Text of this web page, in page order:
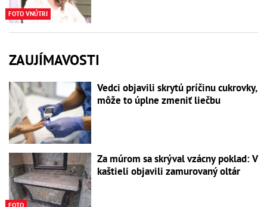
FOTO VNÚTRI
ZAUJÍMAVOSTI
Vedci objavili skrytú príčinu cukrovky,
môže to úplne zmeniť liečbu
FOTO
Za múrom sa skrýval vzácny poklad: V
kaštieli objavili zamurovaný oltár